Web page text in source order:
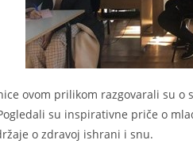
ovom prilikom razgovarali su o
su inspirativne priče o
o zdravoj ishrani i snu.